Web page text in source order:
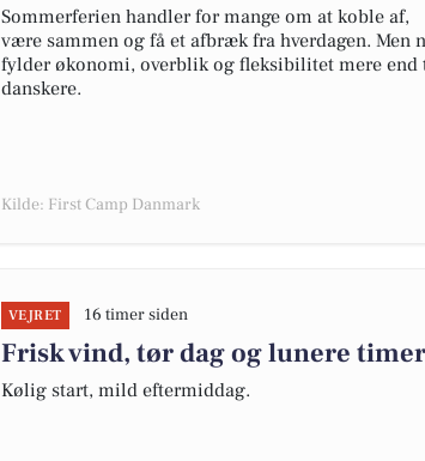
Sommerferien handler for mange om at koble af,
være sammen og få et afbræk fra hverdagen. Men
fylder økonomi, overblik og fleksibilitet mere end
danskere.
Kilde: First Camp Danmark
VEJRET 16 timer siden
Frisk vind, tør dag og lunere timer
Kølig start, mild eftermiddag.